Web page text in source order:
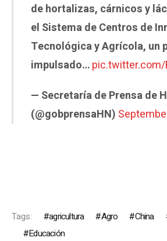
de hortalizas, cárnicos y
el Sistema de Centros de
Tecnológica y Agrícola, un
impulsado…pic.twitter.com/
— Secretaría de Prensa de
(@gobprensaHN)
Tags: agricultura Agro China
Educación